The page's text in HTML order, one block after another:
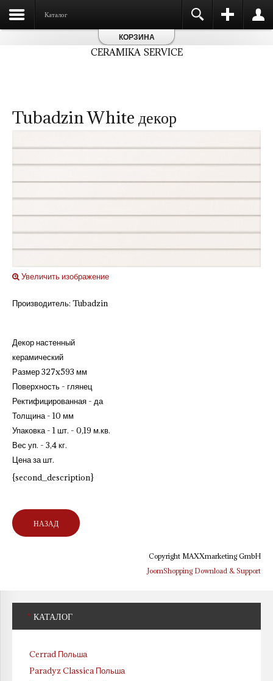
Каталог
КОРЗИНА
CERAMIKA SERVICE
Tubadzin White декор
Увеличить изображение
Производитель: Tubadzin
Декор настенный
керамический
Размер 327x593 мм
Поверхность - глянец
Ректифицированная - да
Толщина - 10 мм
Упаковка - 1 шт. - 0,19 м.кв.
Вес уп. - 3,4 кг.
Цена за шт.
{second_description}
Copyright MAXXmarketing GmbH
JoomShopping Download & Support
* КАТАЛОГ
Cerrad Польша
Paradyz Classica Польша